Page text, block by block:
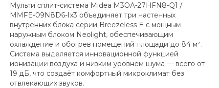
Мульти сплит-система Midea M3OA-27HFN8-Q1 /
MMFE-09N8D6-Ix3 объединяет три настенных
внутренних блока серии Breezeless E с мощным
наружным блоком Neolight, обеспечивающим
охлаждение и обогрев помещений площади до 84 м².
Система выделяется инновационной функцией
ионизации воздуха и низким уровнем шума — всего от
19 дБ, что создаёт комфортный микроклимат без
отвлекающих звуков.